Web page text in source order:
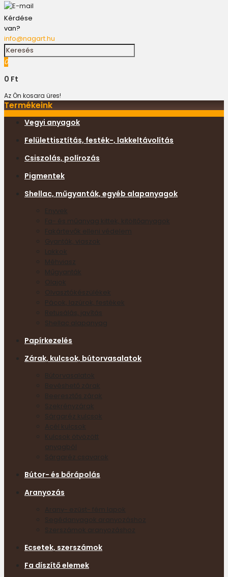
Kérdése
van?
info@nagart.hu
0
0 Ft
Az Ön kosara üres!
Termékeink
Vegyi anyagok
Felülettisztítás, festék-, lakkeltávolítás
Csiszolás, polírozás
Pigmentek
Shellac, műgyanták, egyéb alapanyagok
Enyvek
Fa- és műanyag kittek, kitöltőanyagok
Fakártevők elleni védelem
Gyanták, viaszok
Lakkok
Méhviasz
Műgyanták
Olajok
Olvasztókészülékek
Pácok, lazúrok, festékek
Retusálás, javítás
Papírkezelés
Zárak, kulcsok, bútorvasalatok
Bútorvasalatok
Bevéshető zárak
Beeresztős zárak
Szekrényzárak
Sárgaréz kulcsok
Acél kulcsok
Kulcsok ötvözött
Sárgaréz csavarok
Bútor- és bőrápolás
Aranyozás
Arany- ezüst- fém lapok
Segédanyagok aranyozáshoz
Szerszámok aranyozáshoz
Ecsetek, szerszámok
Fa díszítő elemek